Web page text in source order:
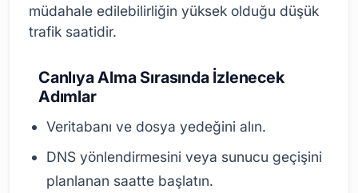
müdahale edilebilirliğin yüksek olduğu düşük
trafik saatidir.
Canlıya Alma Sırasında İzlenecek
Adımlar
Veritabanı ve dosya yedeğini alın.
DNS yönlendirmesini veya sunucu geçişini
planlanan saatte başlatın.